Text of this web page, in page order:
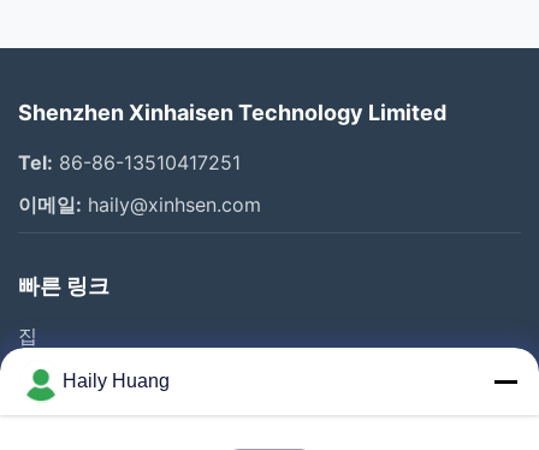
Shenzhen Xinhaisen Technology Limited
Tel: 86-86-13510417251
이메일: haily@xinhsen.com
빠른 링크
집
제품 소개
동영상
Haily Huang